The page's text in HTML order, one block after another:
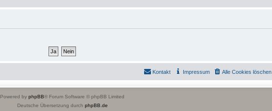
Alle Cookies löschen
Impressum
Kontakt
Powered by phpBB® Forum Software © phpBB Limited
Deutsche Übersetzung durch phpBB.de